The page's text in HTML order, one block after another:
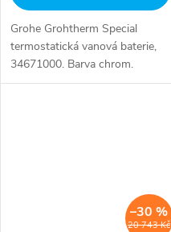
Grohe Grohtherm Special
termostatická vanová baterie,
34671000. Barva chrom.
20 743 Kč
–30 %